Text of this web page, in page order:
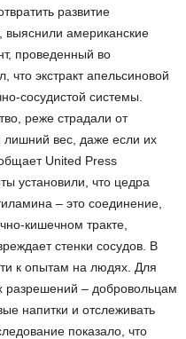
развитие
выяснили американские
проведенный во
что экстракт апельсиновой
сосудистой системы.
реже страдали от
вес, даже если их
United Press
установили, что цедра
– это соединение,
кишечном тракте,
стенки сосудов. В
к опытам на людях. Для
разрешений – добровольцам
напитки и отслеживать
показало, что